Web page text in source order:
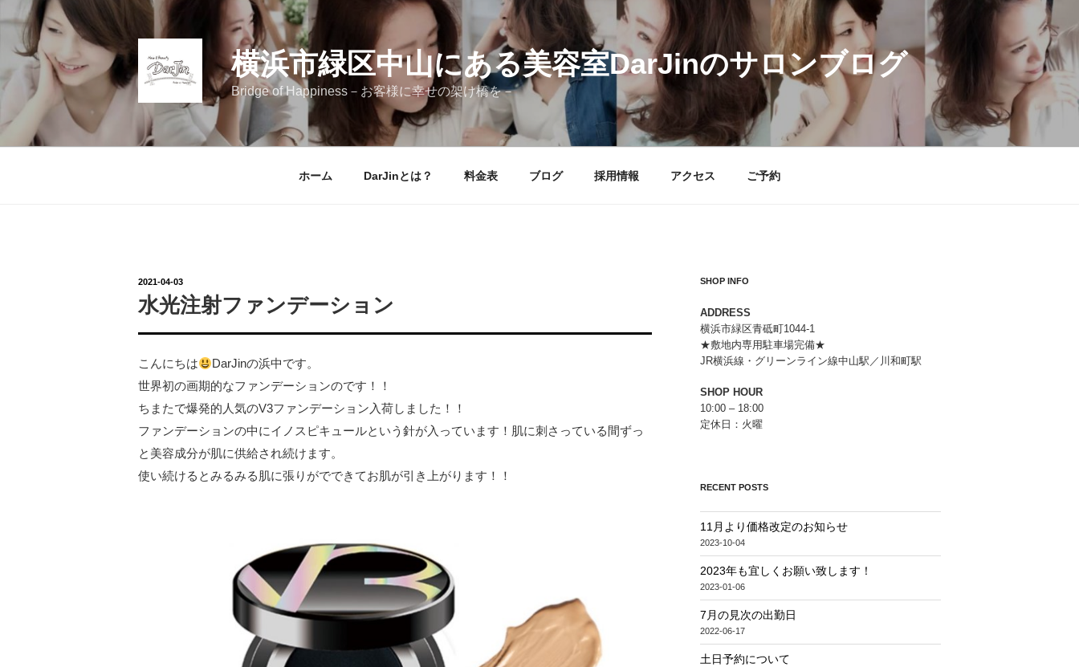
ン
ン
ツ
ス
横浜市緑区中山にある美容室DarJinのサロンブログ
Bridge of Happiness－お客様に幸せの架け橋を－
ホーム DarJinとは？ 料金表 ブログ 採用情報 アクセス ご予約
投
日:
2021-04-03
水光注射ファンデーション
こんにちは
DarJinの浜中です。
世界初の画期的なファンデーションのです！！
ちまたで爆発的人気のV3ファンデーション入荷しました！！
ファンデーションの中にイノスピキュールという針が入っています！肌に刺さっている間ずっ
と美容成分が肌に供給され続けます。
使い続けるとみるみる肌に張りがでできてお肌が引き上がります！！
SHOP INFO
ADDRESS
横浜市緑区青砥町1044-1
★敷地内専用駐車場完備★
JR横浜線・グリーンライン線中山駅／川和町駅
SHOP HOUR
10:00 – 18:00
定休日：火曜
RECENT POSTS
11月より価格改定のお知らせ
2023-10-04
2023年も宜しくお願い致します！
2023-01-06
7月の見次の出勤日
2022-06-17
土日予約について